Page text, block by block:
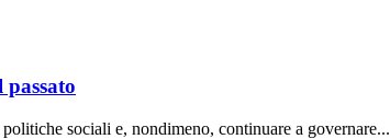
sociali e, nondimeno, continuare a governare...